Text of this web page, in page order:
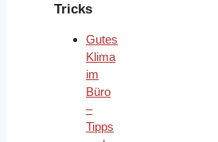
Tricks
Gutes
Klima
im
Büro
–
Tipps